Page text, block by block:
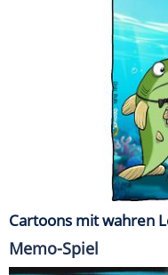
Cartoons mit wahren
Memo-Spiel